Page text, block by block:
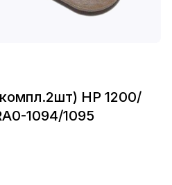
HP 1200/
1094/1095